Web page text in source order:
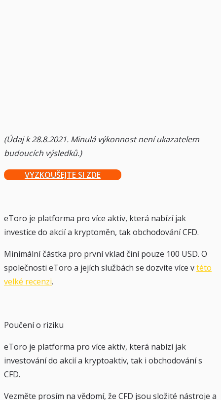
(Údaj k 28.8.2021. Minulá výkonnost není ukazatelem
budoucích výsledků.)
VYZKOUŠEJTE SI ZDE
eToro je platforma pro více aktiv, která nabízí jak
investice do akcií a kryptoměn, tak obchodování CFD.
Minimální částka pro první vklad činí pouze 100 USD. O
společnosti eToro a jejích službách se dozvíte více vtéto
velké recenzi.
Poučení o riziku
eToro je platforma pro více aktiv, která nabízí jak
investování do akcií a kryptoaktiv, tak i obchodování s
CFD.
Vezměte prosím na vědomí, že CFD jsou složité nástroje a